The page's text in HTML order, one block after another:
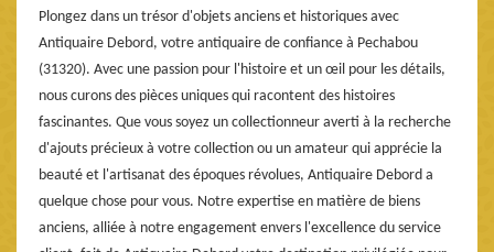
Plongez dans un trésor d'objets anciens et historiques avec
Antiquaire Debord, votre antiquaire de confiance à Pechabou
(31320). Avec une passion pour l'histoire et un œil pour les détails,
nous curons des pièces uniques qui racontent des histoires
fascinantes. Que vous soyez un collectionneur averti à la recherche
d'ajouts précieux à votre collection ou un amateur qui apprécie la
beauté et l'artisanat des époques révolues, Antiquaire Debord a
quelque chose pour vous. Notre expertise en matière de biens
anciens, alliée à notre engagement envers l'excellence du service